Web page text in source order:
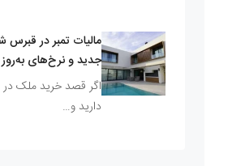
مالیات تمبر در قبرس
جدید و نرخ‌های به‌روز در
اگر قصد خرید ملک در
دارید و…